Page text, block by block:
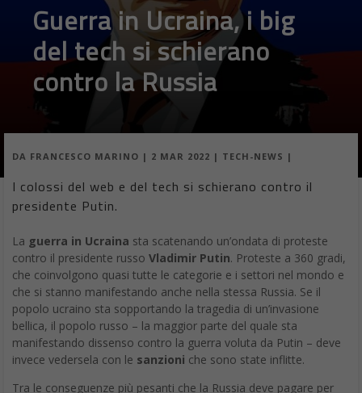
Guerra in Ucraina, i big
del tech si schierano
contro la Russia
DA FRANCESCO MARINO | 2 MAR 2022 | TECH-NEWS |
I colossi del web e del tech si schierano contro il
presidente Putin.
La guerra in Ucraina sta scatenando un’ondata di proteste
contro il presidente russo Vladimir Putin. Proteste a 360 gradi,
che coinvolgono quasi tutte le categorie e i settori nel mondo e
che si stanno manifestando anche nella stessa Russia. Se il
popolo ucraino sta sopportando la tragedia di un’invasione
bellica, il popolo russo – la maggior parte del quale sta
manifestando dissenso contro la guerra voluta da Putin – deve
invece vedersela con le sanzioni che sono state inflitte.
Tra le conseguenze più pesanti che la Russia deve pagare per